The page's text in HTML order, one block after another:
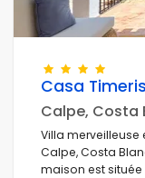
Casa
Calpe, Costa
Villa
Calpe, Costa
maison est située